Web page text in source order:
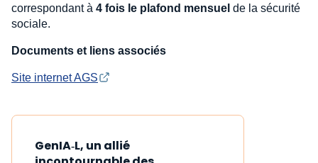
correspondant à 4 fois le plafond mensuel de la sécurité
sociale.
Documents et liens associés
Site internet AGS
GenIA‑L, un allié